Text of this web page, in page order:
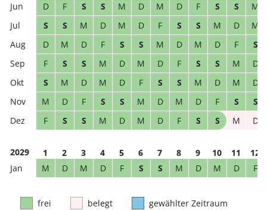
D
F S S M D M D F S S
M
S
S M D M D F S S M D
M
D
M D F S S M D M D F
S
F
S S M D M D F S S M
D
S
M D M D F S S M D M
D
M
D F S S M D M D F S
S
F
S S M D M D F S S M D
2029 1 2 3 4 5 6 7 8 9 10 11
12
M
D M D F S S M D M D F
frei belegt gewählter Zeitraum